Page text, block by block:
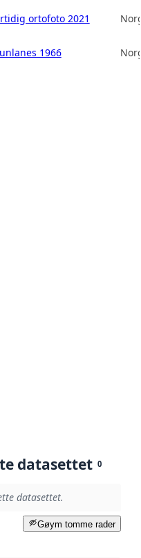
ortofoto 2021
1966
datasettet 0
datasettet.
Gøym tomme rader